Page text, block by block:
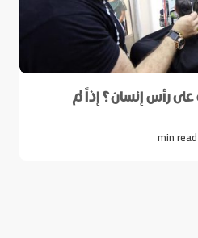
رأس إنسان؟ إذاً لم